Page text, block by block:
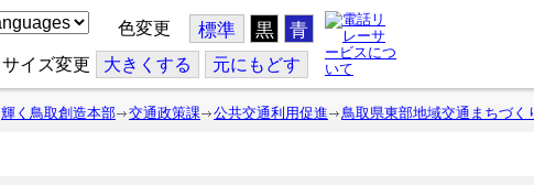
色変更 標準 黒 青
サイズ変更 大きくする 元にもどす
輝く鳥取創造本部 交通政策課 公共交通利用促進 鳥取県東部地域交通まちづく